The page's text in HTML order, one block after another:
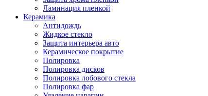
Ламинация пленкой
Керамика
Антидождь
Жидкое стекло
Защита интерьера авто
Керамическое покрытие
Полировка
Полировка дисков
Полировка лобового стекла
Полировка фар